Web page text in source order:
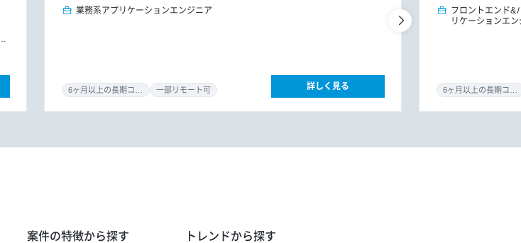
業務系アプリケーションエンジニア
一部リモート可 詳しく見る
フロントエンド&
リケーションエ
案件の特徴から探す トレンドから探す